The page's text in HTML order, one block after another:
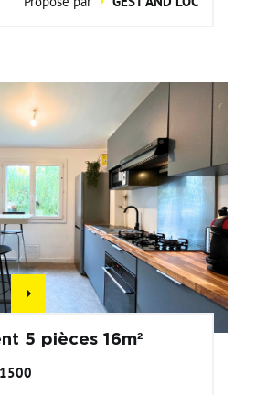
5 pièces 16m²